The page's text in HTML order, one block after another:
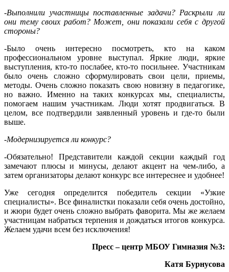
-Выполнили участницы поставленные задачи? Раскрыли ли
они тему своих работ? Может, они показали себя с другой
стороны?
-Было очень интересно посмотреть, кто на каком
профессиональном уровне выступал. Яркие люди, яркие
выступления, кто-то послабее, кто-то посильнее. Участникам
было очень сложно сформулировать свои цели, приемы,
методы. Очень сложно показать свою новизну в педагогике,
но важно. Именно на таких конкурсах мы, специалисты,
помогаем нашим участникам. Люди хотят продвигаться. В
целом, все подтвердили заявленный уровень и где-то были
выше.
-Модернизируется ли конкурс?
-Обязательно! Представители каждой секции каждый год
замечают плюсы и минусы, делают акцент на чем-либо, а
затем организаторы делают конкурс все интереснее и удобнее!
Уже сегодня определится победитель секции «Узкие
специалисты». Все финалистки показали себя очень достойно,
и жюри будет очень сложно выбрать фаворита. Мы же желаем
участницам набраться терпения и дождаться итогов конкурса.
Желаем удачи всем без исключения!
Пресс – центр МБОУ Гимназия №3:
Катя Бурнусова